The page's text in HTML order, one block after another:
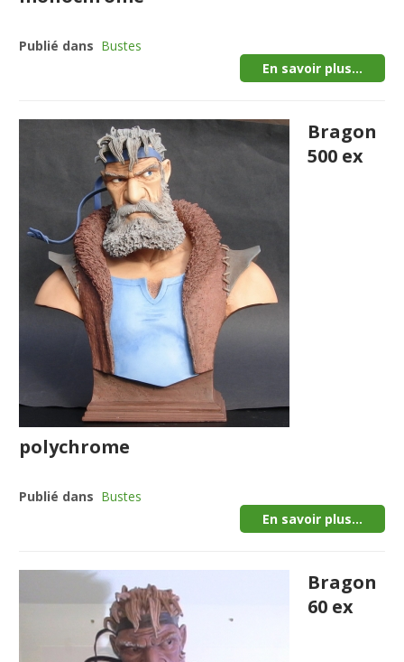
Publié dans Bustes
En savoir plus...
Bragon
500 ex
polychrome
Publié dans Bustes
En savoir plus...
Bragon
60 ex